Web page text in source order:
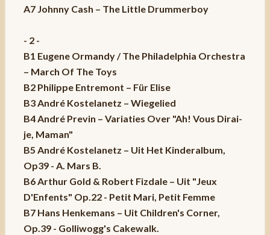
A7 Johnny Cash – The Little Drummerboy
- 2 -
B1 Eugene Ormandy / The Philadelphia Orchestra
– March Of The Toys
B2 Philippe Entremont – Für Elise
B3 André Kostelanetz – Wiegelied
B4 André Previn – Variaties Over "Ah! Vous Dirai-
je, Maman"
B5 André Kostelanetz – Uit Het Kinderalbum,
Op39 - A. Mars B.
B6 Arthur Gold & Robert Fizdale – Uit "Jeux
D'Enfents" Op.22 - Petit Mari, Petit Femme
B7 Hans Henkemans – Uit Children's Corner,
Op.39 - Golliwogg's Cakewalk.